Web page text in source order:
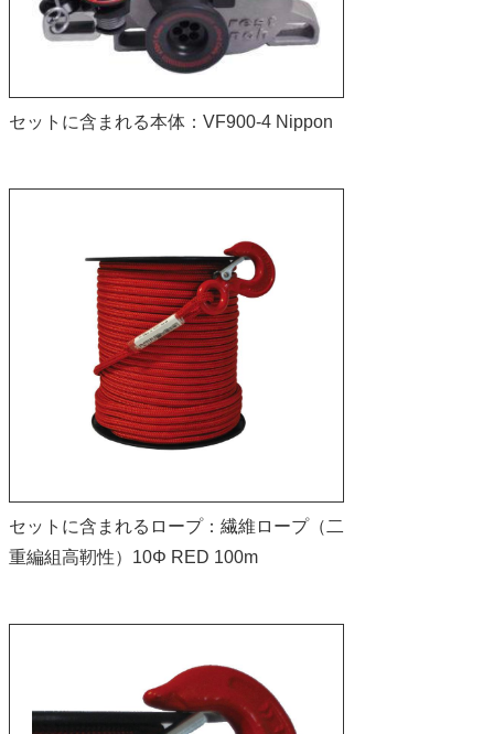
セットに含まれる本体：VF900-4 Nippon
セットに含まれるロープ：繊維ロープ（二
重編組高靭性）10Φ RED 100m